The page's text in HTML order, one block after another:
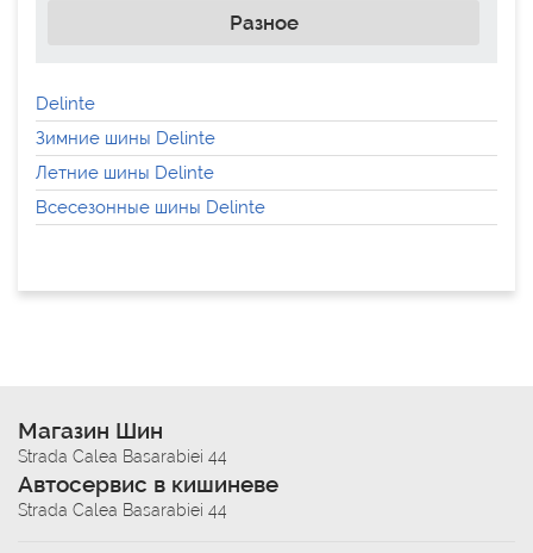
Разное
Delinte
Зимние шины Delinte
Летние шины Delinte
Всесезонные шины Delinte
Магазин Шин
Strada Calea Basarabiei 44
Автосервис в кишиневе
Strada Calea Basarabiei 44